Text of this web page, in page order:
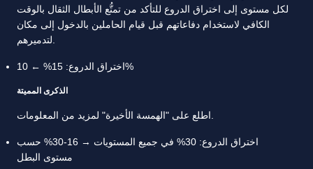
لكل مستوى إلى اختراق الدروع للتأكد من تمتُّع الأبطال الثقال بالوقت
الكافي لاستخدام دفاعاتهم قبل قيام الحاملين بالدخول إلى مكان
اختراق الدروع: 15% ← 10%
الذكرى المميتة
اختراق الدروع: 30% في جميع المستويات → 16-30% حسب
مستوى البطل